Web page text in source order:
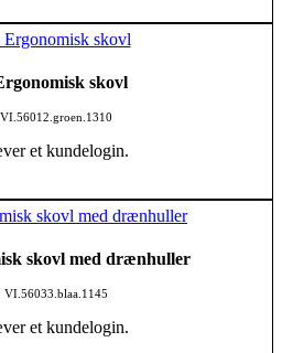
skovl
et kundelogin.
skovl med drænhuller
VI.56033.blaa.1145
et kundelogin.